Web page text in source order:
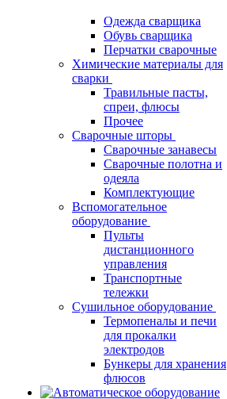
Одежда сварщика
Обувь сварщика
Перчатки сварочные
Химические материалы для
сварки
Травильные пасты,
спреи, флюсы
Прочее
Сварочные шторы
Сварочные занавесы
Сварочные полотна и
одеяла
Комплектующие
Вспомогательное
оборудование
Пульты
дистанционного
управления
Транспортные
тележки
Сушильное оборудование
Термопеналы и печи
для прокалки
электродов
Бункеры для хранения
флюсов